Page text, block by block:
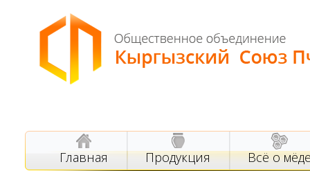
Главная Продукция Всё о